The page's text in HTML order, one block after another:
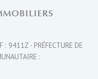
9411Z - PRÉFECTURE DE
: